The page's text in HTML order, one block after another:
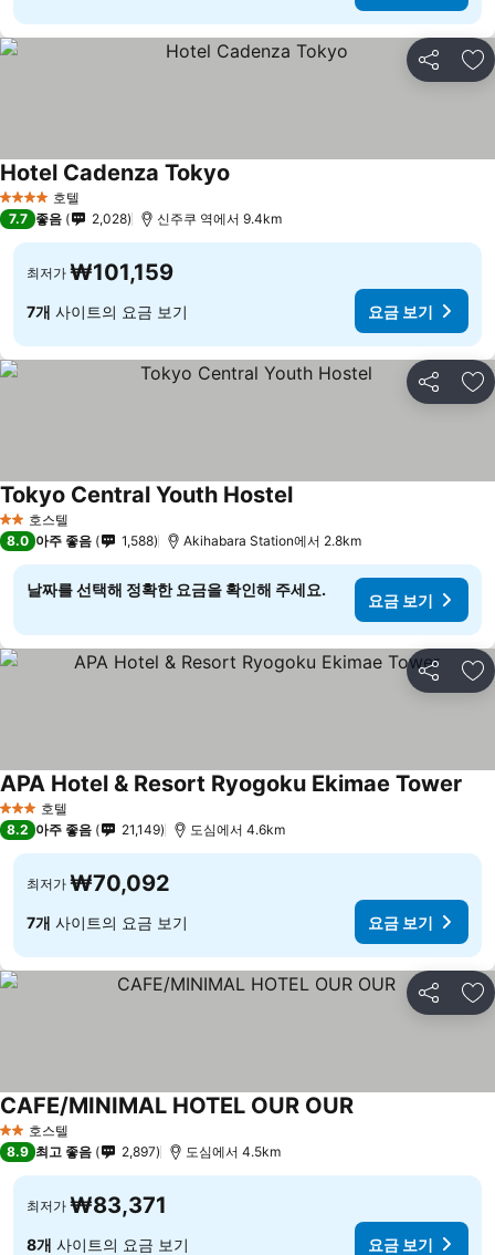
공유 즐
4 성급 호텔
Hotel Cadenza Tokyo
7.7 좋음 2,028 신주쿠 역에서 9.4km
최저가 ₩101,159
7개 사이트의 요금 보기 요금 보기
공유 즐
2 성급호스텔
Tokyo Central Youth Hostel
8.0 아주 좋음 1,588 Akihabara Station에서 2.8km
날짜를 선택해 정확한 요금을 확인해 주세요.
요금 보기
공유 즐
3 성급 호텔
APA Hotel & Resort Ryogoku Ekimae Tower
8.2 아주 좋음 21,149 도심에서 4.6km
최저가 ₩70,092
7개 사이트의 요금 보기 요금 보기
공유 즐
2 성급호스텔
CAFE/MINIMAL HOTEL OUR OUR
8.9 최고 좋음 2,897 도심에서 4.5km
최저가 ₩83,371
8개 사이트의 요금 보기 요금 보기